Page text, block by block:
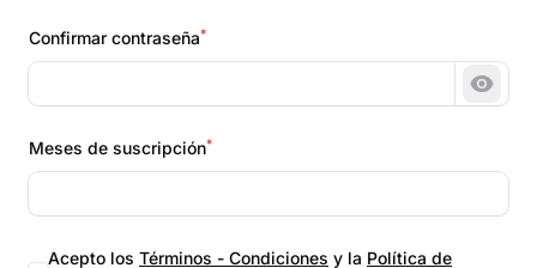
Confirmar contraseña*
Meses de suscripción*
Acepto los Términos - Condiciones y la Política de